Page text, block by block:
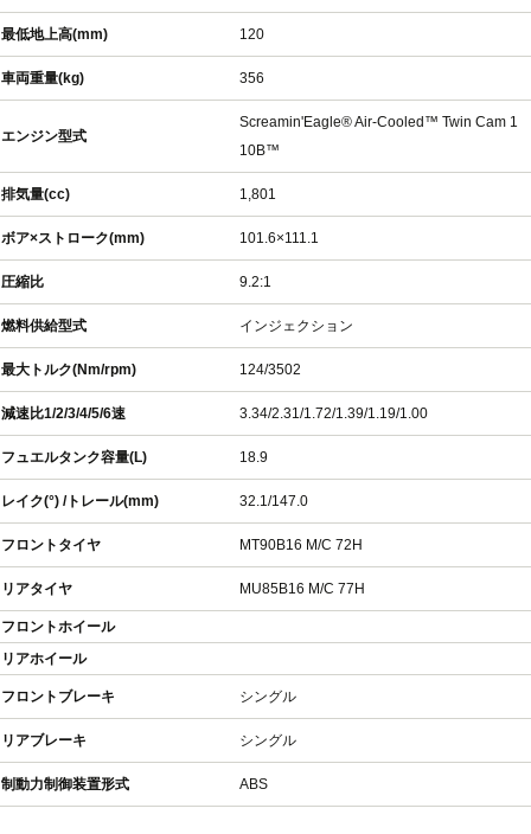
最低地上高(mm) 120
車両重量(kg) 356
エンジン型式
Screamin'Eagle® Air-Cooled™ Twin Cam 1
10B™
排気量(cc) 1,801
ボア×ストローク(mm) 101.6×111.1
圧縮比 9.2:1
燃料供給型式 インジェクション
最大トルク(Nm/rpm) 124/3502
減速比1/2/3/4/5/6速 3.34/2.31/1.72/1.39/1.19/1.00
フュエルタンク容量(L) 18.9
レイク(°) /トレール(mm) 32.1/147.0
フロントタイヤ MT90B16 M/C 72H
リアタイヤ MU85B16 M/C 77H
フロントホイール
リアホイール
フロントブレーキ シングル
リアブレーキ シングル
制動力制御装置形式 ABS